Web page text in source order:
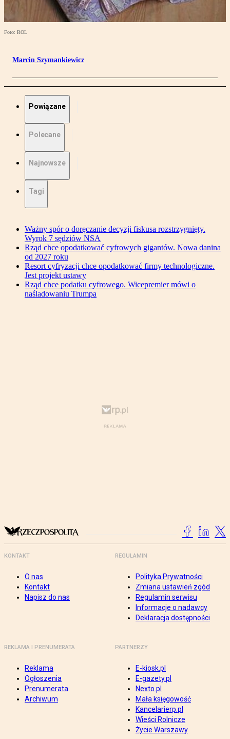
Foto: ROL
Marcin Szymankiewicz
Powiązane
Polecane
Najnowsze
Tagi
Ważny spór o doręczanie decyzji fiskusa rozstrzygnięty.
Wyrok 7 sędziów NSA
Rząd chce opodatkować cyfrowych gigantów. Nowa danina
od 2027 roku
Resort cyfryzacji chce opodatkować firmy technologiczne.
Jest projekt ustawy
Rząd chce podatku cyfrowego. Wicepremier mówi o
naśladowaniu Trumpa
KONTAKT
O nas
Kontakt
Napisz do nas
REGULAMIN
Polityka Prywatności
Zmiana ustawień zgód
Regulamin serwisu
Informacje o nadawcy
Deklaracja dostępności
REKLAMA I PRENUMERATA
Reklama
Ogłoszenia
Prenumerata
Archiwum
PARTNERZY
E-kiosk.pl
E-gazety.pl
Nexto.pl
Mała księgowość
Kancelarierp.pl
Wieści Rolnicze
Życie Warszawy